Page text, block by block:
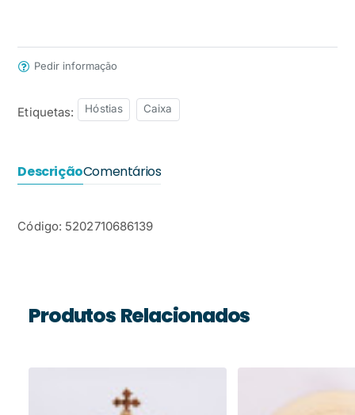
Pedir informação
Etiquetas: Hóstias Caixa
DescriçãoComentários
Código: 5202710686139
Produtos Relacionados